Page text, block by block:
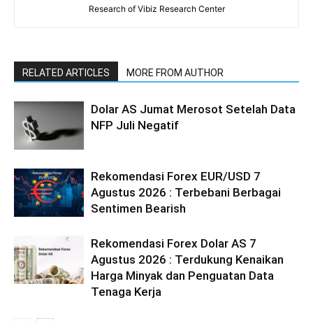
Research of Vibiz Research Center
RELATED ARTICLES MORE FROM AUTHOR
Dolar AS Jumat Merosot Setelah Data
NFP Juli Negatif
Rekomendasi Forex EUR/USD 7
Agustus 2026 : Terbebani Berbagai
Sentimen Bearish
Rekomendasi Forex Dolar AS 7
Agustus 2026 : Terdukung Kenaikan
Harga Minyak dan Penguatan Data
Tenaga Kerja